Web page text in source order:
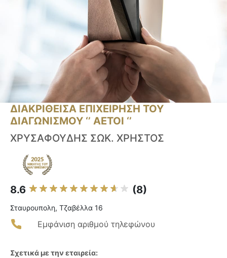
ΔΙΑΚΡΙΘΕΙΣΑ ΕΠΙΧΕΙΡΗΣΗ ΤΟΥ
ΔΙΑΓΩΝΙΣΜΟΥ ‘’ ΑΕΤΟΙ ‘’
ΧΡΥΣΑΦΟΥΔΗΣ ΣΩΚ. ΧΡΗΣΤΟΣ
8.6 (8)
Σταυρουπολη, Τζαβέλλα 16
Εμφάνιση αριθμού τηλεφώνου
Σχετικά με την εταιρεία: